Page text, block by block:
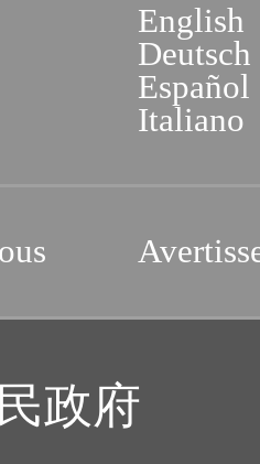
English
Deutsch
Español
Italiano
政府